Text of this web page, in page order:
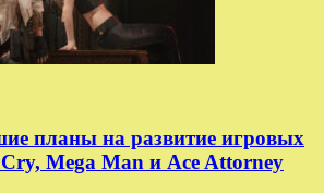
планы на развитие игровых
Mega Man и Ace Attorney